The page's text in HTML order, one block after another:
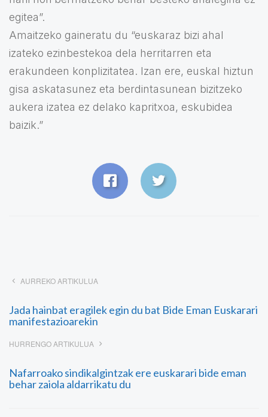
egitea”.
Amaitzeko gaineratu du “euskaraz bizi ahal
izateko ezinbestekoa dela herritarren eta
erakundeen konplizitatea. Izan ere, euskal hiztun
gisa askatasunez eta berdintasunean bizitzeko
aukera izatea ez delako kapritxoa, eskubidea
baizik.”
AURREKO ARTIKULUA
Jada hainbat eragilek egin du bat Bide Eman Euskarari
manifestazioarekin
HURRENGO ARTIKULUA
Nafarroako sindikalgintzak ere euskarari bide eman
behar zaiola aldarrikatu du